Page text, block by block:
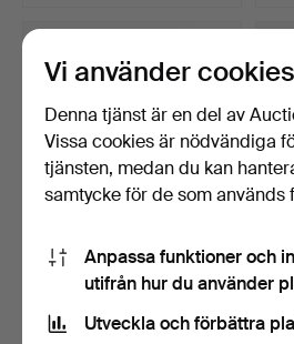
BANG & OLUFSEN,
"Beosound 4 EU Black".
25 bud
10
Vi använder cookies
Denna tjänst är en del av
Vissa cookies är nödvändiga
tjänsten, medan du kan
samtycke för de som används
Anpassa funktioner och
utifrån hur du använder
Utveckla och förbättra